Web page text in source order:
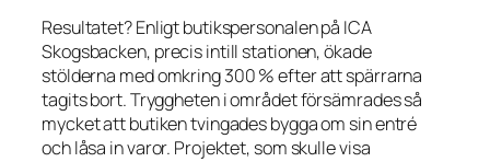
Resultatet? Enligt butikspersonalen på ICA
Skogsbacken, precis intill stationen, ökade
stölderna med omkring 300 % efter att spärrarna
tagits bort. Tryggheten i området försämrades så
mycket att butiken tvingades bygga om sin entré
och låsa in varor. Projektet, som skulle visa